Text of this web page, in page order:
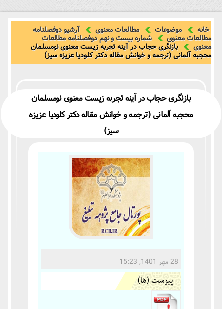
خانه موضوعات مطالعات معنوی آرشیو دوفصلنامه
مطالعات معنوی شماره بیست و نهم دوفصلنامه مطالعات
معنوی بازنگری حجاب در آینه تجربه زیست معنوی نومسلمان
محجبه آلمانی (ترجمه و خوانش مقاله دکتر کلودیا عزیزه سیز)
بازنگری حجاب در آینه تجربه زیست معنوی نومسلمان
محجبه آلمانی (ترجمه و خوانش مقاله دکتر کلودیا عزیزه
سیز)
28 مهر 1401, 15:23
پیوست (ها)